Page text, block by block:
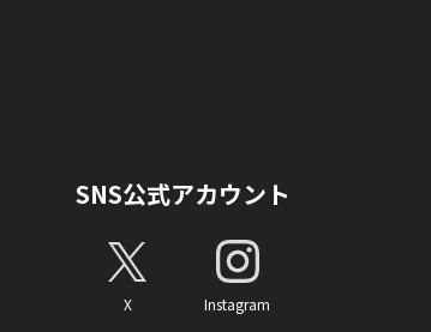
SNS公式アカウント
X Instagram